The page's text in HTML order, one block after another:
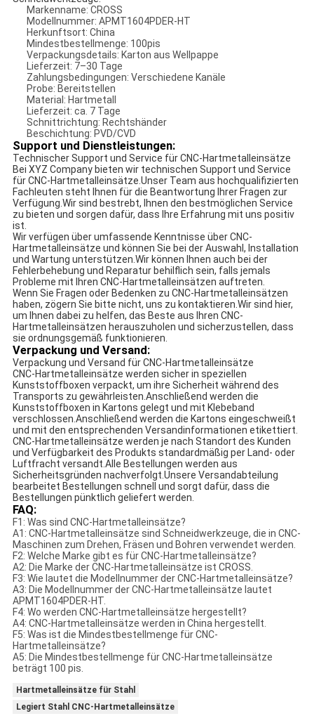
Markenname: CROSS
Modellnummer: APMT1604PDER-HT
Herkunftsort: China
Mindestbestellmenge: 100pis
Verpackungsdetails: Karton aus Wellpappe
Lieferzeit: 7–30 Tage
Zahlungsbedingungen: Verschiedene Kanäle
Probe: Bereitstellen
Material: Hartmetall
Lieferzeit: ca. 7 Tage
Schnittrichtung: Rechtshänder
Beschichtung: PVD/CVD
Support und Dienstleistungen:
Technischer Support und Service für CNC-Hartmetalleinsätze
Bei XYZ Company bieten wir technischen Support und Service
für CNC-Hartmetalleinsätze.Unser Team aus hochqualifizierten
Fachleuten steht Ihnen für die Beantwortung Ihrer Fragen zur
Verfügung.Wir sind bestrebt, Ihnen den bestmöglichen Service
zu bieten und sorgen dafür, dass Ihre Erfahrung mit uns positiv
ist.
Wir verfügen über umfassende Kenntnisse über CNC-
Hartmetalleinsätze und können Sie bei der Auswahl, Installation
und Wartung unterstützen.Wir können Ihnen auch bei der
Fehlerbehebung und Reparatur behilflich sein, falls jemals
Probleme mit Ihren CNC-Hartmetalleinsätzen auftreten.
Wenn Sie Fragen oder Bedenken zu CNC-Hartmetalleinsätzen
haben, zögern Sie bitte nicht, uns zu kontaktieren.Wir sind hier,
um Ihnen dabei zu helfen, das Beste aus Ihren CNC-
Hartmetalleinsätzen herauszuholen und sicherzustellen, dass
sie ordnungsgemäß funktionieren.
Verpackung und Versand:
Verpackung und Versand für CNC-Hartmetalleinsätze
CNC-Hartmetalleinsätze werden sicher in speziellen
Kunststoffboxen verpackt, um ihre Sicherheit während des
Transports zu gewährleisten.Anschließend werden die
Kunststoffboxen in Kartons gelegt und mit Klebeband
verschlossen.Anschließend werden die Kartons eingeschweißt
und mit den entsprechenden Versandinformationen etikettiert.
CNC-Hartmetalleinsätze werden je nach Standort des Kunden
und Verfügbarkeit des Produkts standardmäßig per Land- oder
Luftfracht versandt.Alle Bestellungen werden aus
Sicherheitsgründen nachverfolgt.Unsere Versandabteilung
bearbeitet Bestellungen schnell und sorgt dafür, dass die
Bestellungen pünktlich geliefert werden.
FAQ:
F1: Was sind CNC-Hartmetalleinsätze?
A1: CNC-Hartmetalleinsätze sind Schneidwerkzeuge, die in CNC-
Maschinen zum Drehen, Fräsen und Bohren verwendet werden.
F2: Welche Marke gibt es für CNC-Hartmetalleinsätze?
A2: Die Marke der CNC-Hartmetalleinsätze ist CROSS.
F3: Wie lautet die Modellnummer der CNC-Hartmetalleinsätze?
A3: Die Modellnummer der CNC-Hartmetalleinsätze lautet
APMT1604PDER-HT.
F4: Wo werden CNC-Hartmetalleinsätze hergestellt?
A4: CNC-Hartmetalleinsätze werden in China hergestellt.
F5: Was ist die Mindestbestellmenge für CNC-
Hartmetalleinsätze?
A5: Die Mindestbestellmenge für CNC-Hartmetalleinsätze
beträgt 100 pis.
Hartmetalleinsätze für Stahl
Legiert Stahl CNC-Hartmetalleinsätze